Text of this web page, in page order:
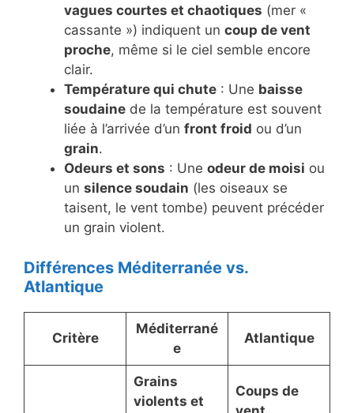
vagues courtes et chaotiques (mer «
cassante ») indiquent un coup de vent
proche, même si le ciel semble encore
clair.
Température qui chute : Une baisse
soudaine de la température est souvent
liée à l’arrivée d’un front froid ou d’un
grain.
Odeurs et sons : Une odeur de moisi ou
un silence soudain (les oiseaux se
taisent, le vent tombe) peuvent précéder
un grain violent.
Différences Méditerranée vs.
Atlantique
Critère
Méditerrané
e
Atlantique
Grains
violents et
Coups de